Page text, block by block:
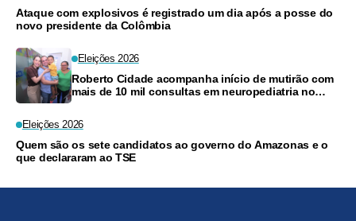
Ataque com explosivos é registrado um dia após a posse do
novo presidente da Colômbia
Eleições 2026
Roberto Cidade acompanha início de mutirão com
mais de 10 mil consultas em neuropediatria no
Eleições 2026
Quem são os sete candidatos ao governo do Amazonas e o
que declararam ao TSE